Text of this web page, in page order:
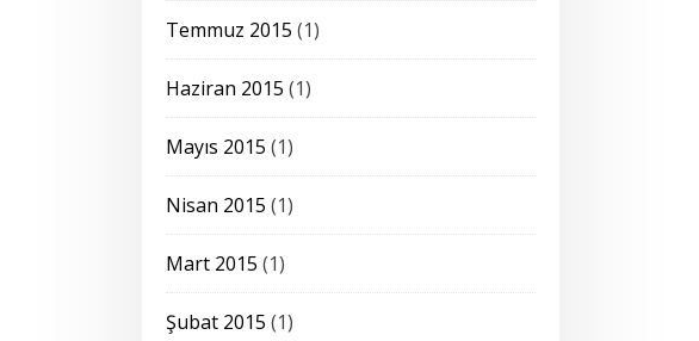
Temmuz 2015 (1)
Haziran 2015 (1)
Mayıs 2015 (1)
Nisan 2015 (1)
Mart 2015 (1)
Şubat 2015 (1)